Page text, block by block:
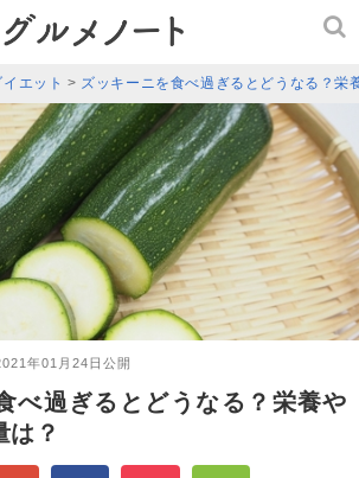
イエット > ズッキーニを食べ過ぎるとどうなる？栄
年01月24日公開
べ過ぎるとどうなる？栄養や
は？